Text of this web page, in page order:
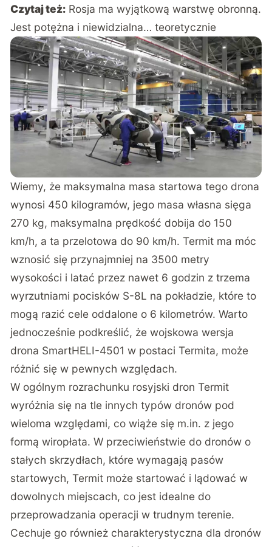
Czytaj też: Rosja ma wyjątkową warstwę obronną.
Jest potężna i niewidzialna… teoretycznie
Wiemy, że maksymalna masa startowa tego drona
wynosi 450 kilogramów, jego masa własna sięga
270 kg, maksymalna prędkość dobija do 150
km/h, a ta przelotowa do 90 km/h. Termit ma móc
wznosić się przynajmniej na 3500 metry
wysokości i latać przez nawet 6 godzin z trzema
wyrzutniami pocisków S-8L na pokładzie, które to
mogą razić cele oddalone o 6 kilometrów. Warto
jednocześnie podkreślić, że wojskowa wersja
drona SmartHELI-4501 w postaci Termita, może
różnić się w pewnych względach.
W ogólnym rozrachunku rosyjski dron Termit
wyróżnia się na tle innych typów dronów pod
wieloma względami, co wiąże się m.in. z jego
formą wiropłata. W przeciwieństwie do dronów o
stałych skrzydłach, które wymagają pasów
startowych, Termit może startować i lądować w
dowolnych miejscach, co jest idealne do
przeprowadzania operacji w trudnym terenie.
Cechuje go również charakterystyczna dla dronów